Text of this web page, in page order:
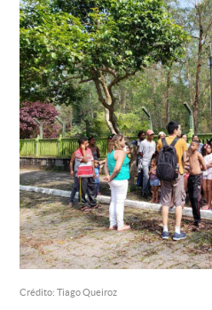
Crédito: Tiago Queiroz